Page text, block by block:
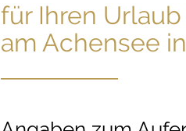
für Ihren
am Achensee